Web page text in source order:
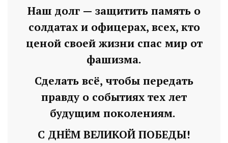
Наш долг — защитить память о
солдатах и офицерах, всех, кто
ценой своей жизни спас мир от
фашизма.
Сделать всё, чтобы передать
правду о событиях тех лет
будущим поколениям.
С ДНЁМ ВЕЛИКОЙ ПОБЕДЫ!